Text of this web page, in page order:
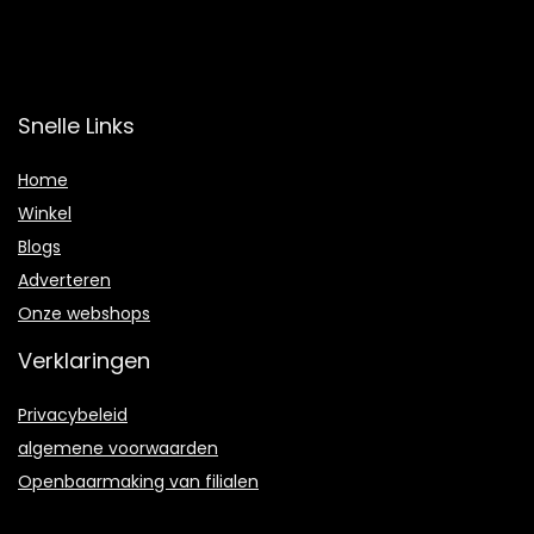
Snelle Links
Home
Winkel
Blogs
Adverteren
Onze webshops
Verklaringen
Privacybeleid
algemene voorwaarden
Openbaarmaking van filialen